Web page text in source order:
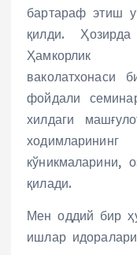
бартараф этиш
қилди.
Ҳамкорлик
ваколатхонаси
фойдали
хилдаги
кўникмаларини,
қилади.
Мен оддий бир
ишлар